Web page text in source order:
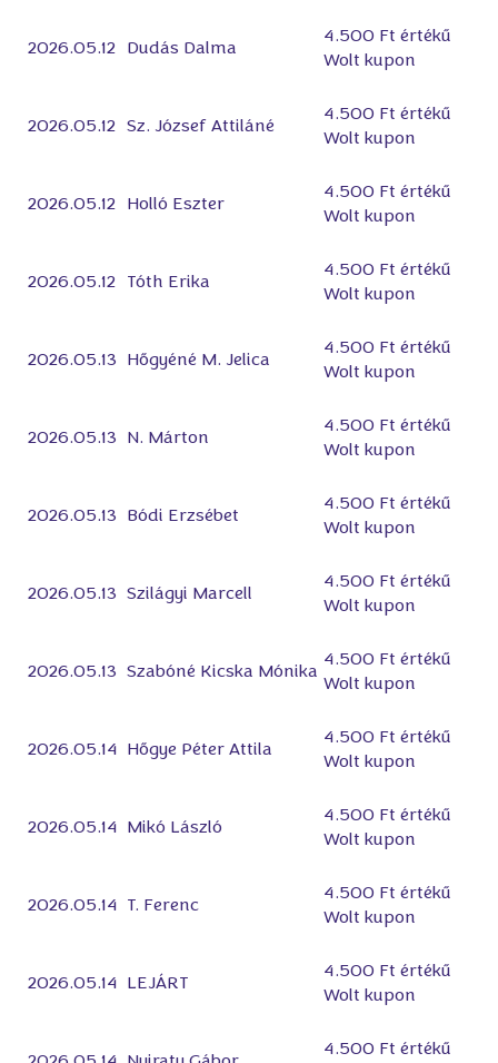
2026.05.12 Dudás Dalma
4.500 Ft értékű
Wolt kupon
2026.05.12 Sz. József Attiláné
4.500 Ft értékű
Wolt kupon
2026.05.12 Holló Eszter
4.500 Ft értékű
Wolt kupon
2026.05.12 Tóth Erika
4.500 Ft értékű
Wolt kupon
2026.05.13 Hőgyéné M. Jelica
4.500 Ft értékű
Wolt kupon
2026.05.13 N. Márton
4.500 Ft értékű
Wolt kupon
2026.05.13 Bódi Erzsébet
4.500 Ft értékű
Wolt kupon
2026.05.13 Szilágyi Marcell
4.500 Ft értékű
Wolt kupon
2026.05.13 Szabóné Kicska Mónika
4.500 Ft értékű
Wolt kupon
2026.05.14 Hőgye Péter Attila
4.500 Ft értékű
Wolt kupon
2026.05.14 Mikó László
4.500 Ft értékű
Wolt kupon
2026.05.14 T. Ferenc
4.500 Ft értékű
Wolt kupon
2026.05.14 LEJÁRT
4.500 Ft értékű
Wolt kupon
4.500 Ft értékű